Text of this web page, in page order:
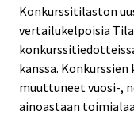
Konkurssitilaston
vertailukelpoisia
kanssa.
muuttuneet vuosi-,
ainoastaan